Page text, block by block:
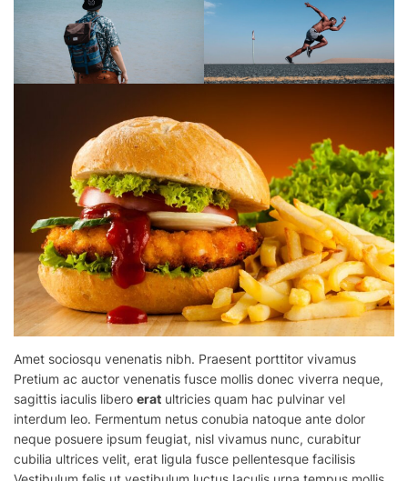
Amet sociosqu venenatis nibh. Praesent porttitor vivamus
Pretium ac auctor venenatis fusce mollis donec viverra neque,
sagittis iaculis libero erat ultricies quam hac pulvinar vel
interdum leo. Fermentum netus conubia natoque ante dolor
neque posuere ipsum feugiat, nisl vivamus nunc, curabitur
cubilia ultrices velit, erat ligula fusce pellentesque facilisis